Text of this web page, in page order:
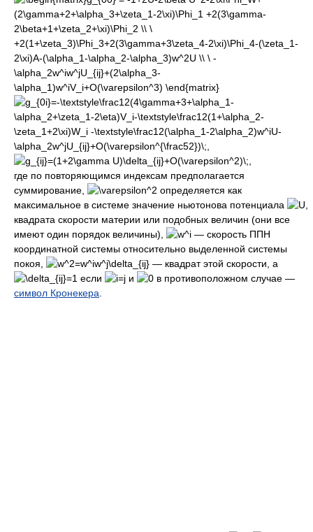
где по повторяющимся индексам предполагается
суммирование,
определяется как
максимальное в системе значение ньютонова потенциала
квадрата скорости материи или подобных величин (они все
имеют один порядок величины),
— скорость ППН
координатной системы относительно выделенной системы
покоя,
— квадрат этой скорости, а
если
и
в противоположном случае —
символ Кронекера